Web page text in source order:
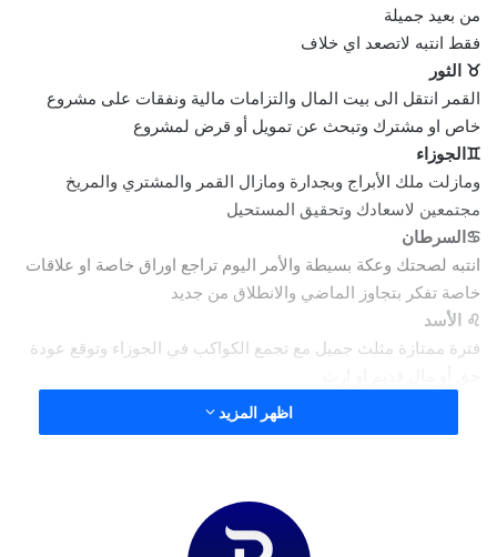
من بعيد جميلة
فقط انتبه لاتصعد اي خلاف
♉ الثور
القمر انتقل الى بيت المال والتزامات مالية ونفقات على مشروع
خاص او مشترك وتبحث عن تمويل أو قرض لمشروع
♊الجوزاء
ومازلت ملك الأبراج وبجدارة ومازال القمر والمشتري والمريخ
مجتمعين لاسعادك وتحقيق المستحيل
♋السرطان
انتبه لصحتك وعكة بسيطة والأمر اليوم تراجع اوراق خاصة او علاقات
خاصة تفكر بتجاوز الماضي والانطلاق من جديد
♌ الأسد
فترة ممتازة مثلث جميل مع تجمع الكواكب في الجوزاء وتوقع عودة
مربع متعب مع تجمع الكواكب في الجوزاء وتعطيل لسفر أو أوراق أو
من أكثر الأبراج حظا وعلى كل الأصعدة المالية والعملية فترة ممتازة
قد توقع عقد عمل او شراكة مالية أو عقد عمل وتفرح به
اظهر المزيد